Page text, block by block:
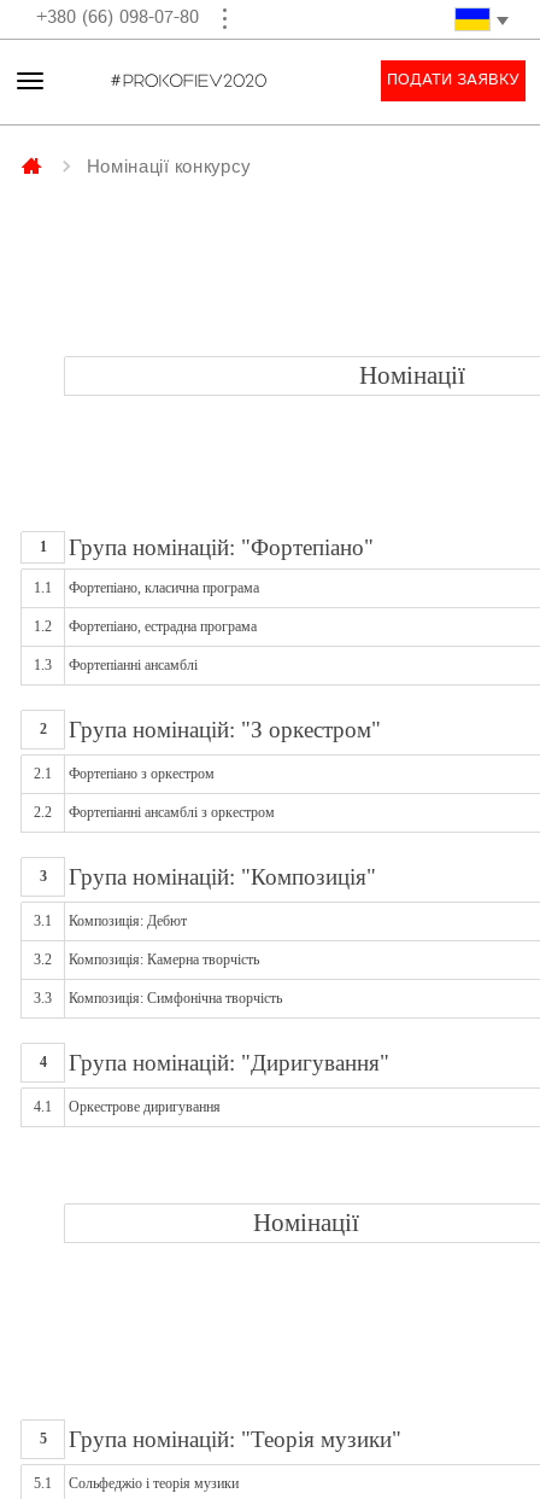
+380 (66) 098-07-80
ПОДАТИ ЗАЯВКУ
Номінації конкурсу